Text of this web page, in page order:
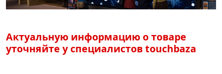
Актуальную информацию о товаре
уточняйте у специалистов touchbaza